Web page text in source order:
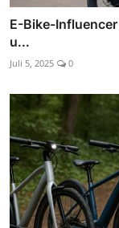
E-Bike-
u...
Juli 5, 2025 0